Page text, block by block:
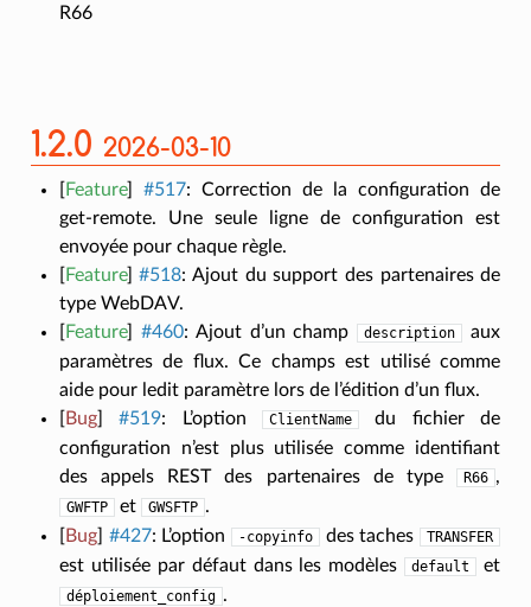
R66
1.2.0 2026-03-10
Feature] #517: Correction de la configuration de
get-remote. Une seule ligne de configuration est
envoyée pour chaque règle.
Feature] #518: Ajout du support des partenaires de
type WebDAV.
Feature] #460: Ajout d’un champ description
aux
paramètres de flux. Ce champs est utilisé comme
aide pour ledit paramètre lors de l’édition d’un flux.
Bug] #519: L’option ClientName
du fichier de
configuration n’est plus utilisée comme identifiant
des appels REST des partenaires de type
R66 ,
GWFTP et GWSFTP .
Bug] #427: L’option -copyinfo des taches TRANSFER
est utilisée par défaut dans les modèles default et
déploiement_config .